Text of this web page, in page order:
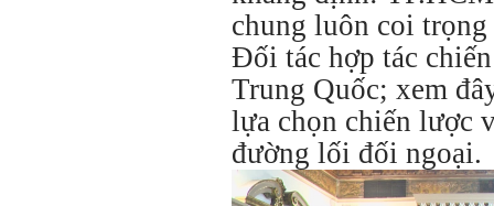
chung luôn coi
Đối tác hợp tác
Trung Quốc; xem
lựa chọn chiến lược
đường lối đối ngoại.